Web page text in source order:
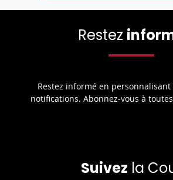
Restez
Restez informé en
notifications. Abonnez-vous à
Suivez la